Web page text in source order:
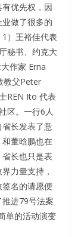
优先权，因
做了很多的
）王裕佳代表
秘书、约克大
作家 Erna
教父Peter
REN Ito 代表
区。一行6人
长发表了意
董晗鹏也在
长也只是表
力量支持，
名的请愿便
进79号法案
单的活动演变